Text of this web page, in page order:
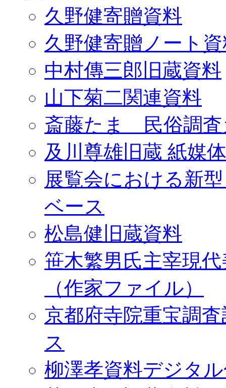
久野健寄贈資料
久野健寄贈ノート
中村傳三郎旧蔵資料
山下菊二関連資料
斎藤たま 民俗調査
及川尊雄旧蔵 紙媒
展覧会における新
ベース
松島健旧蔵資料
笹木繁男氏主宰現
（作家ファイル）
京都府寺院重宝調
ス
柳澤孝資料デジタ